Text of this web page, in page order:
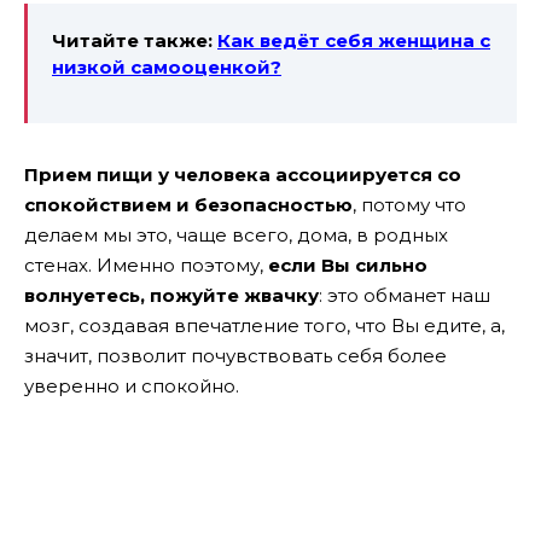
Читайте также: Как ведёт себя женщина с
низкой самооценкой?
Прием пищи у человека ассоциируется со
спокойствием и безопасностью, потому что
делаем мы это, чаще всего, дома, в родных
стенах. Именно поэтому, если Вы сильно
волнуетесь, пожуйте жвачку: это обманет наш
мозг, создавая впечатление того, что Вы едите, а,
значит, позволит почувствовать себя более
уверенно и спокойно.